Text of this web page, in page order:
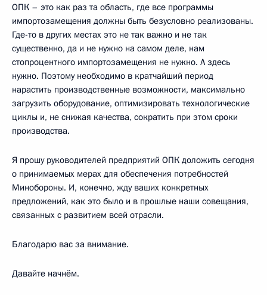
ОПК – это как раз та область, где все программы
импортозамещения должны быть безусловно реализованы.
Где-то в других местах это не так важно и не так
существенно, да и не нужно на самом деле, нам
стопроцентного импортозамещения не нужно. А здесь
нужно. Поэтому необходимо в кратчайший период
нарастить производственные возможности, максимально
загрузить оборудование, оптимизировать технологические
циклы и, не снижая качества, сократить при этом сроки
производства.
Я прошу руководителей предприятий ОПК доложить сегодня
о принимаемых мерах для обеспечения потребностей
Минобороны. И, конечно, жду ваших конкретных
предложений, как это было и в прошлые наши совещания,
связанных с развитием всей отрасли.
Благодарю вас за внимание.
Давайте начнём.